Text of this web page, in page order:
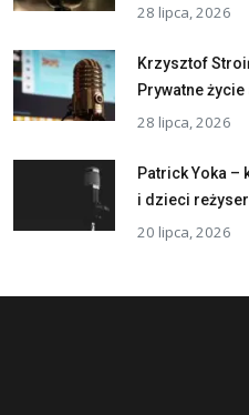
28 lipca, 2026
Krzysztof
Prywatne życie
28 lipca, 2026
Patrick Yoka –
i dzieci
20 lipca, 2026